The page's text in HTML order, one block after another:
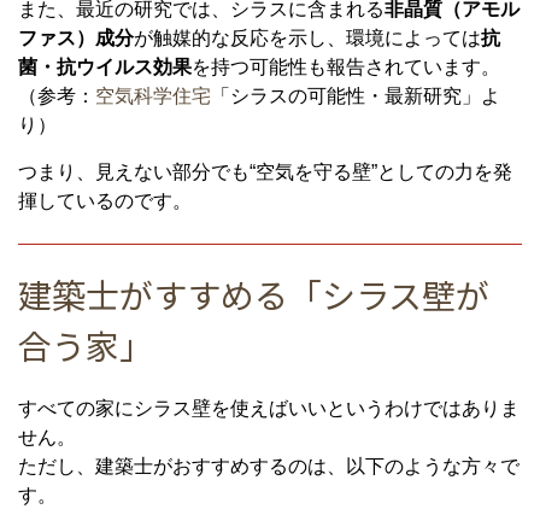
また、最近の研究では、シラスに含まれる非晶質（アモル
ファス）成分が触媒的な反応を示し、環境によっては抗
菌・抗ウイルス効果を持つ可能性も報告されています。
（参考： 空気科学住宅 「シラスの可能性・最新研究」よ
り）
つまり、見えない部分でも“空気を守る壁”としての力を発
揮しているのです。
建築士がすすめる「シラス壁が
合う家」
すべての家にシラス壁を使えばいいというわけではありま
せん。
ただし、建築士がおすすめするのは、以下のような方々で
す。